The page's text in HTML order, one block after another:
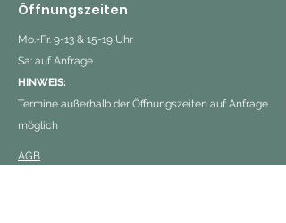
Öffnungszeiten
Mo.-Fr. 9-13 & 15-19 Uhr
Sa: auf Anfrage
HINWEIS:
Termine außerhalb der Öffnungszeiten auf Anfrage
möglich
AGB